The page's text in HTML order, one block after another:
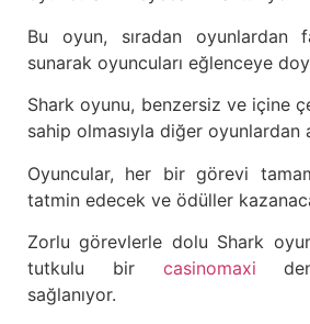
Bu oyun, sıradan oyunlardan
sunarak oyuncuları eğlenceye
Shark oyunu, benzersiz ve içine
sahip olmasıyla diğer oyunlardan
Oyuncular, her bir görevi
tatmin edecek ve ödüller
Zorlu görevlerle dolu Shark
tutkulu bir casinomaxi
sağlanıyor.